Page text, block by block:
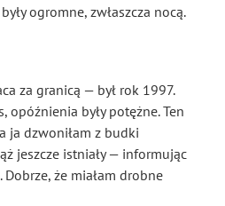
ogromne, zwłaszcza nocą.
za granicą — był rok 1997.
opóźnienia były potężne. Ten
ja dzwoniłam z budki
jeszcze istniały — informując
że miałam drobne